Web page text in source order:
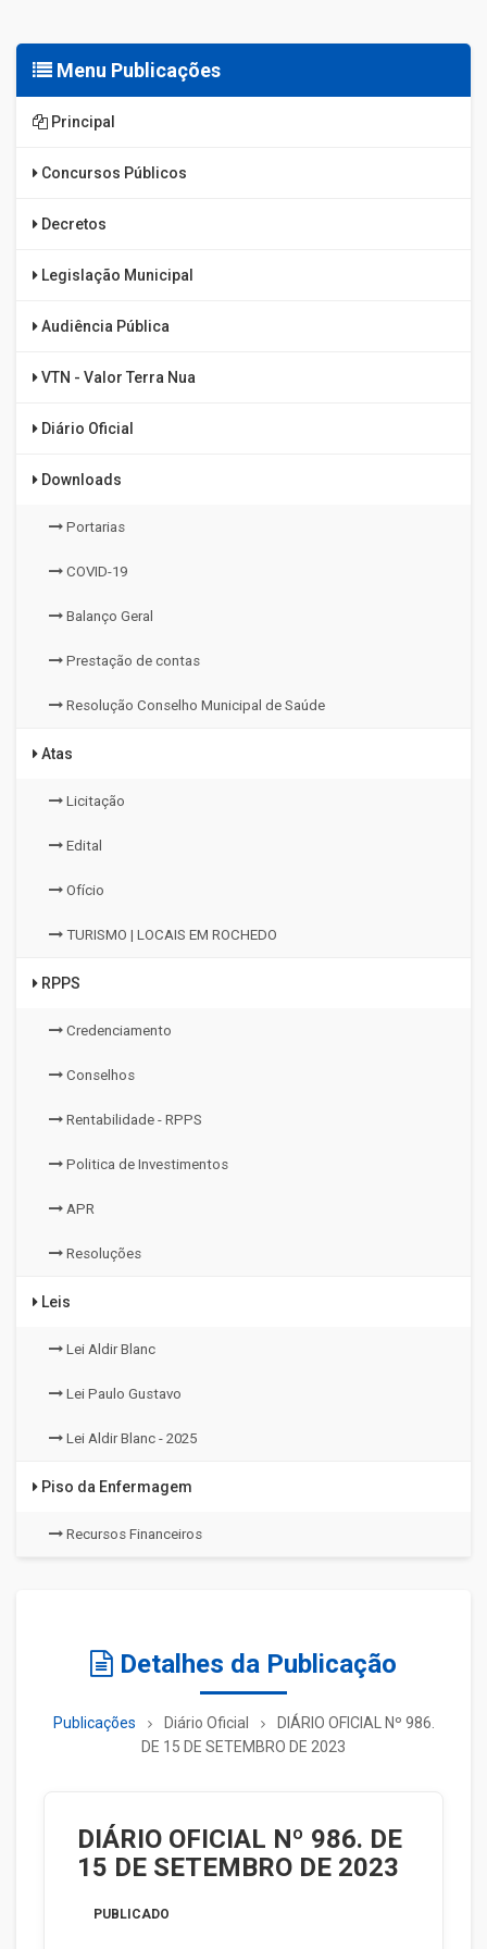
Menu Publicações
Principal
Concursos Públicos
Decretos
Legislação Municipal
Audiência Pública
VTN - Valor Terra Nua
Diário Oficial
Downloads
Portarias
COVID-19
Balanço Geral
Prestação de contas
Resolução Conselho Municipal de Saúde
Atas
Licitação
Edital
Ofício
TURISMO | LOCAIS EM ROCHEDO
RPPS
Credenciamento
Conselhos
Rentabilidade - RPPS
Politica de Investimentos
APR
Resoluções
Leis
Lei Aldir Blanc
Lei Paulo Gustavo
Lei Aldir Blanc - 2025
Piso da Enfermagem
Recursos Financeiros
Detalhes da Publicação
Publicações Diário Oficial
DIÁRIO OFICIAL Nº 986.
DE 15 DE SETEMBRO DE 2023
DIÁRIO OFICIAL Nº 986. DE
15 DE SETEMBRO DE 2023
PUBLICADO